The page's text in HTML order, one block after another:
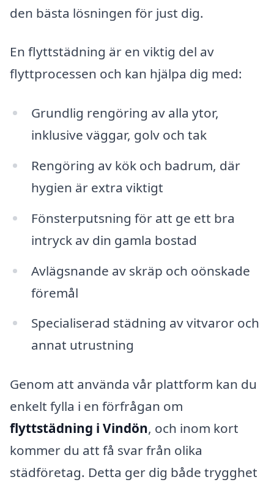
den bästa lösningen för just dig.
En flyttstädning är en viktig del av
flyttprocessen och kan hjälpa dig med:
Grundlig rengöring av alla ytor,
inklusive väggar, golv och tak
Rengöring av kök och badrum, där
hygien är extra viktigt
Fönsterputsning för att ge ett bra
intryck av din gamla bostad
Avlägsnande av skräp och oönskade
föremål
Specialiserad städning av vitvaror och
annat utrustning
Genom att använda vår plattform kan du
enkelt fylla i en förfrågan om
flyttstädning i Vindön, och inom kort
kommer du att få svar från olika
städföretag. Detta ger dig både trygghet